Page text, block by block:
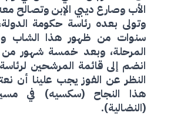
الأب وصارع ديبي الإبن وتصالح
وتولى بعده رئاسة حكومة
سنوات من ظهور هذا الشاب
المرحلة، وبعد خمسة شهور
انضم إلى قائمة المرشحين
النظر عن الفوز يجب علينا أن
هذا النجاح (سكسيه) في
(النضالية).